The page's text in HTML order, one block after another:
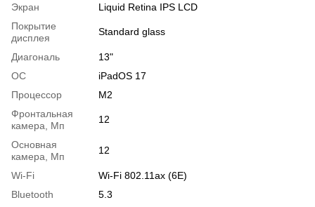
Экран
Liquid Retina IPS LCD
Покрытие
дисплея
Standard glass
Диагональ
13"
OC
iPadOS 17
Процессор
M2
Фронтальная
камера, Мп
12
Основная
камера, Мп
12
Wi-Fi
Wi-Fi 802.11ax (6E)
Bluetooth
5.3